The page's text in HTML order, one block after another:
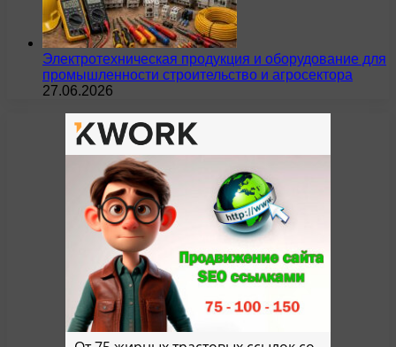
Электротехническая продукция и оборудование для
промышленности строительство и агросектора
27.06.2026